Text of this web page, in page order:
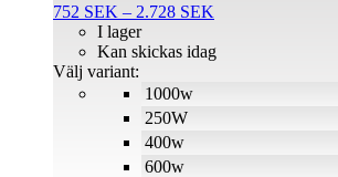
752 SEK – 2.728 SEK
till
1000w
250W
400w
600w
I lager
Kan skickas idag
Välj variant:
varianter.
olika
alternativen